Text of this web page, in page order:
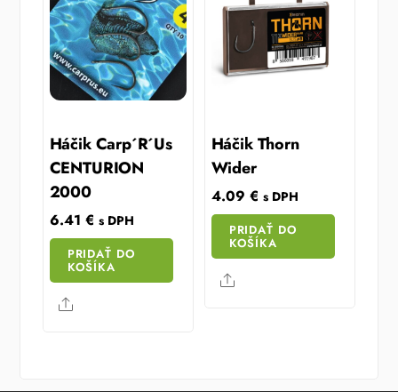
Háčik Carp´R´Us
CENTURION
2000
6.41 € s DPH
PRIDAŤ DO
KOŠÍKA
Share
Háčik Thorn
Wider
4.09 € s DPH
PRIDAŤ DO
KOŠÍKA
Share